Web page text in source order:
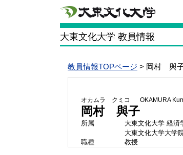
大東文化大学 教員情報
教員情報TOPページ > 岡村 與
オカムラ クミコ OKAMURA
岡村 與子
所属
大東文化大学 経済
大東文化大学大学
職種
教授